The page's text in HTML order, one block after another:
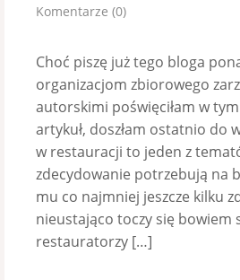
Komentarze (0)
Choć piszę już tego bloga
organizacjom zbiorowego
autorskimi poświęciłam w
artykuł, doszłam ostatnio do
w restauracji to jeden z
zdecydowanie potrzebują na
mu co najmniej jeszcze kilku
nieustająco toczy się bowiem
restauratorzy […]